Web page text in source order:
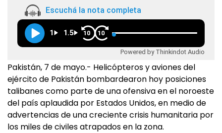
Escuchá la nota completa
1 1.5 10 10
Powered by Thinkindot Audio
Pakistán, 7 de mayo.- Helicópteros y aviones del
ejército de Pakistán bombardearon hoy posiciones
talibanes como parte de una ofensiva en el noroeste
del país aplaudida por Estados Unidos, en medio de
advertencias de una creciente crisis humanitaria por
los miles de civiles atrapados en la zona.